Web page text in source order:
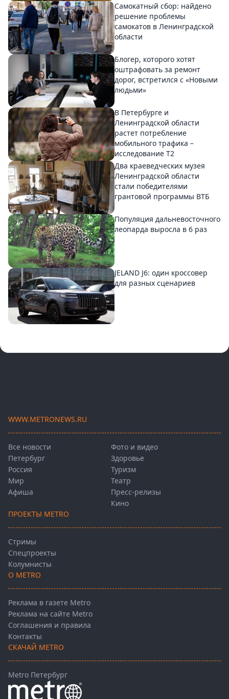
Самокатный сбор: найдено
решение проблемы
самокатов в Ленинградской
области
Блогер, которого хотят
оштрафовать за ремонт
дорог, встретился с «Новыми
людьми»
В Петербурге и
Ленинградской области
растет потребление
мобильного трафика –
исследование T2
Два краеведческих музея
Ленинградской области
стали победителями
грантовой программы ВТБ
Популяция дальневосточного
леопарда выросла в 6 раз
JELAND J6: один кроссовер
для разных сценариев
WWW.METRONEWS.RU
Все новости
Петербург
Россия
Мир
Афиша
Фото и видео
Здоровье
Туризм
Театр
Пресс-релизы
Кино
ПРОЕКТЫ METRO
Стримы
Спецпроекты
Колумнисты
О METRO
Реклама в газете Metro
Реклама на сайте Metro
Соглашения и правила
Контакты
СКАЧАЙ METRO
Metro Петербург